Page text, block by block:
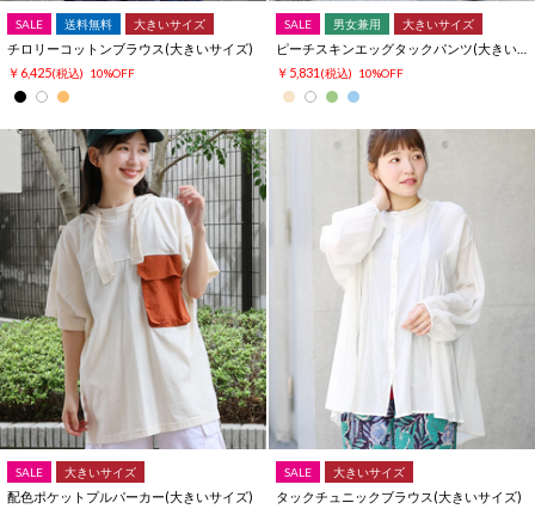
SALE 送料無料 大きいサイズ
チロリーコットンブラウス(大きいサイズ)
￥6,425(税込) 10%OFF
SALE 男女兼用 大きいサイズ
￥5,831 (税込) 10%OFF
SALE 大きいサイズ
配色ポケットプルパーカー(大きいサイズ)
SALE 大きいサイズ
タックチュニックブラウス(大きいサイズ)